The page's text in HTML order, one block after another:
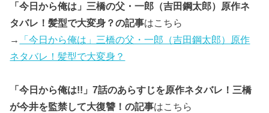
「今日から俺は」三橋の父・一郎（吉田鋼太郎）原作ネ
タバレ！髪型で大変身？の記事はこちら
→
「今日から俺は」三橋の父・一郎（吉田鋼太郎）原作
ネタバレ！髪型で大変身？
「今日から俺は!!」7話のあらすじを原作ネタバレ！三橋
が今井を監禁して大復讐！の記事はこちら